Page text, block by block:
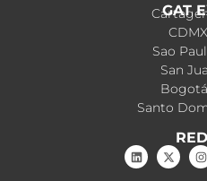
GAT
Sao
San
Santo